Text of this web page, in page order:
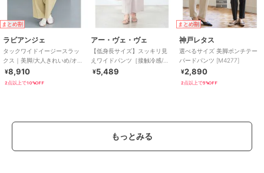
まとめ割
ラビアンジェ
タックワイドイージースラッ
クス｜美脚/大人きれいめ/オフ
ィスカジュアル/センタープレ
スで脚長効果 ♪
¥8,910
2点以上で10%OFF
アー・ヴェ・ヴェ
【低身長サイズ】スッキリ見
えワイドパンツ［接触冷感/速
乾/UVカット/イージーケア］
¥5,489
まとめ割
神戸レタス
選べるサイズ 美脚ポンチテー
パードパンツ [M4277]
¥2,890
2点以上で5%OFF
もっとみる